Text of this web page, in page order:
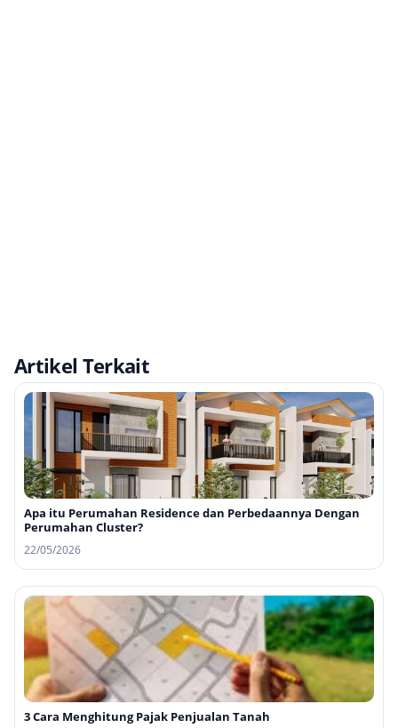
Artikel Terkait
Apa itu Perumahan Residence dan Perbedaannya Dengan
Perumahan Cluster?
22/05/2026
3 Cara Menghitung Pajak Penjualan Tanah